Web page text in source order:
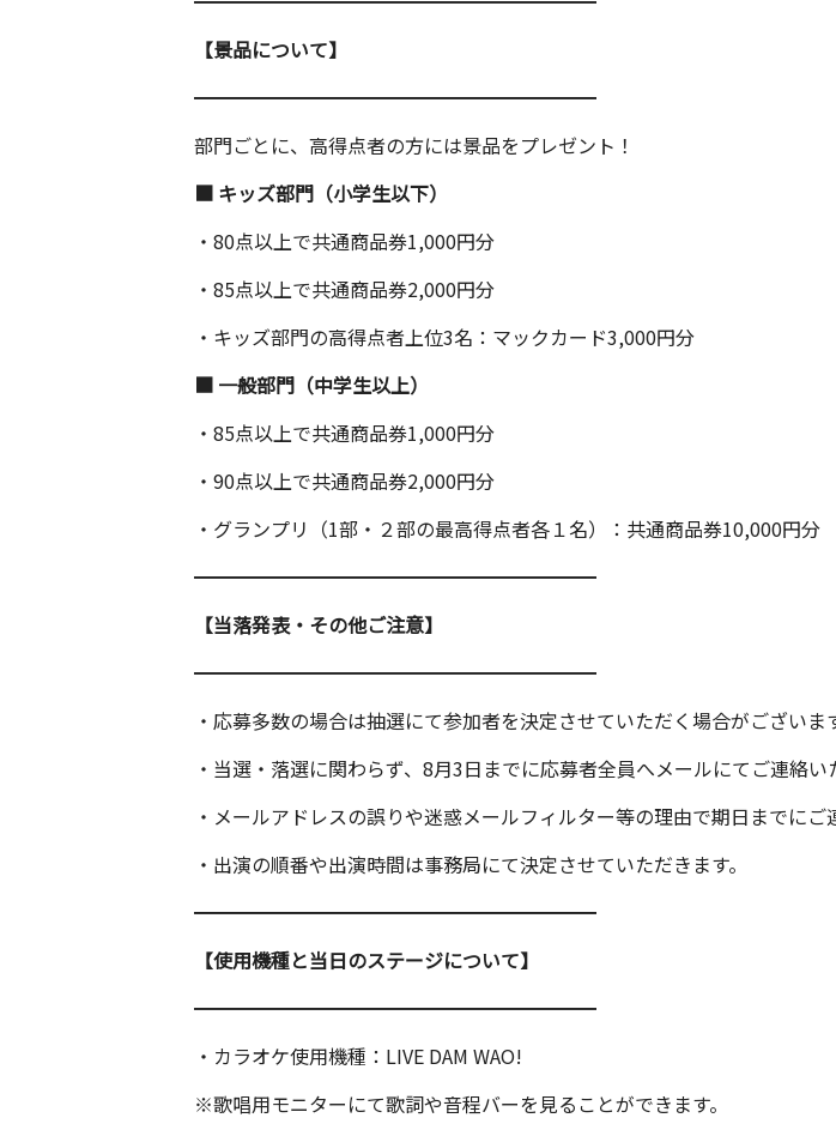
【景品について】
━━━━━━━━━━━━━━━━━━━━━
部門ごとに、高得点者の方には景品をプレゼント！
■ キッズ部門（小学生以下）
・80点以上で共通商品券1,000円分
・85点以上で共通商品券2,000円分
・キッズ部門の高得点者上位3名：マックカード3,000円分
■ 一般部門（中学生以上）
・85点以上で共通商品券1,000円分
・90点以上で共通商品券2,000円分
・グランプリ（1部・２部の最高得点者各１名）：共通商品券10,000円分
━━━━━━━━━━━━━━━━━━━━━
【当落発表・その他ご注意】
━━━━━━━━━━━━━━━━━━━━━
・応募多数の場合は抽選にて参加者を決定させていただく場合がございま
・当選・落選に関わらず、8月3日までに応募者全員へメールにてご連絡い
・メールアドレスの誤りや迷惑メールフィルター等の理由で期日までに
・出演の順番や出演時間は事務局にて決定させていただきます。
━━━━━━━━━━━━━━━━━━━━━
【使用機種と当日のステージについて】
━━━━━━━━━━━━━━━━━━━━━
・カラオケ使用機種：LIVE DAM WAO!
※歌唱用モニターにて歌詞や音程バーを見ることができます。